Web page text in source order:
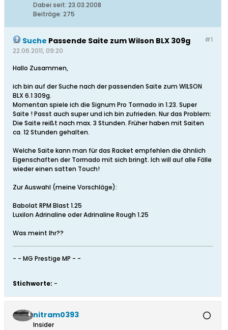
Dabei seit: 23.03.2008
Beiträge: 275
#1
Suche Passende Saite zum Wilson BLX 309g
22.06.2011, 09:20
Hallo Zusammen,
ich bin auf der Suche nach der passenden Saite zum WILSON
BLX 6.1 309g.
Momentan spiele ich die Signum Pro Torrnado in 1.23. Super
Saite ! Passt auch super und ich bin zufrieden. Nur das Problem:
Die Saite reißt nach max. 3 Stunden. Früher haben mit Saiten
ca. 12 Stunden gehalten.
Welche Saite kann man für das Racket empfehlen die ähnlich
Eigenschaften der Torrnado mit sich bringt. Ich will auf alle Fälle
wieder einen satten Touch!
Zur Auswahl (meine Vorschläge):
Babolat RPM Blast 1.25
Luxilon Adrinaline oder Adrinaline Rough 1.25
Was meint Ihr??
- - MG Prestige MP - -
Stichworte: -
nitram0393
Insider